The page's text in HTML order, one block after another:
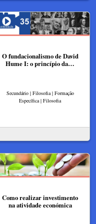
O fundacionalismo de David
Hume I: o princípio da…
Secundário | Filosofia | Formação
Específica | Filosofia
Como realizar investimento
na atividade económica